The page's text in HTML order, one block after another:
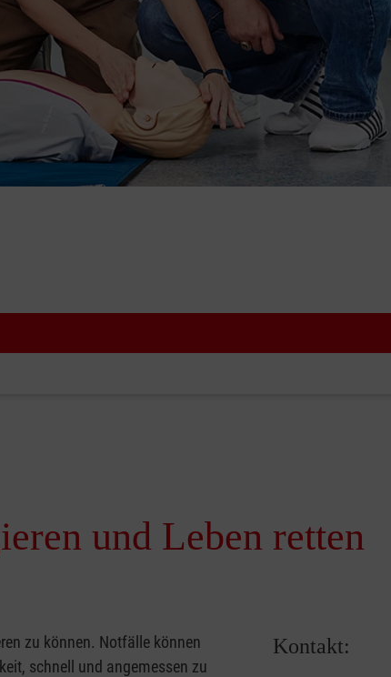
und Leben retten
zu können. Notfälle können
schnell und angemessen zu
Kontakt: